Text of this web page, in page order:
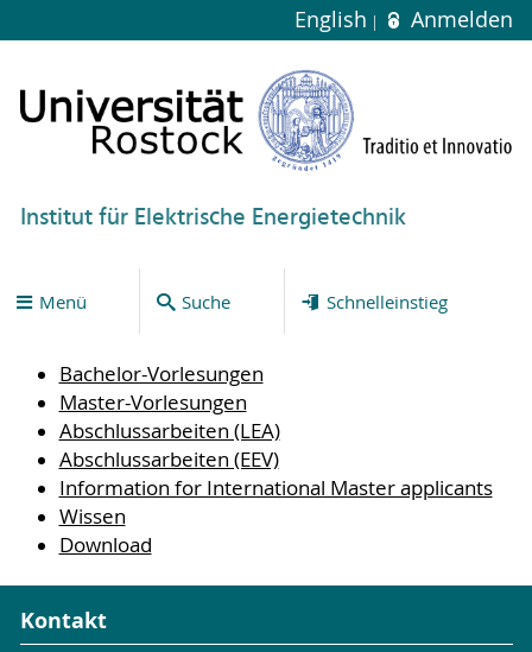
English Anmelden
Institut für Elektrische Energietechnik
Menü Suche Schnelleinstieg
Bachelor-Vorlesungen
Master-Vorlesungen
Abschlussarbeiten (LEA)
Abschlussarbeiten (EEV)
Information for International Master applicants
Wissen
Download
Kontakt